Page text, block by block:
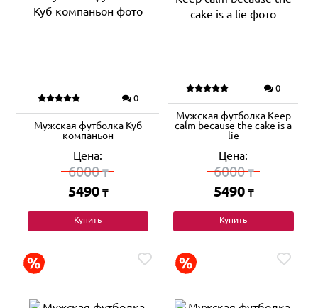
0
Мужская футболка Куб
компаньон
Цена:
6000₸
5490 ₸
Купить
0
Мужская футболка Keep
calm because the cake is a
lie
Цена:
6000₸
5490 ₸
Купить